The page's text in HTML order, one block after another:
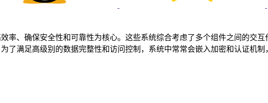
率、确保安全性和可靠性为核心。这些系统综合考虑了多个组件之间的交
了满足高级别的数据完整性和访问控制，系统中常常会嵌入加密和认证机